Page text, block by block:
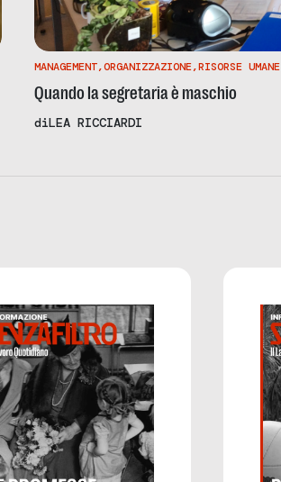
MANAGEMENT,ORGANIZZAZIONE,RISORSE UMANE
Quando la segretaria è maschio
diLEA RICCIARDI